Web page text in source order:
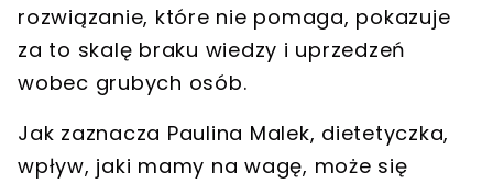
rozwiązanie, które nie pomaga, pokazuje
za to skalę braku wiedzy i uprzedzeń
wobec grubych osób.
Jak zaznacza Paulina Malek, dietetyczka,
wpływ, jaki mamy na wagę, może się